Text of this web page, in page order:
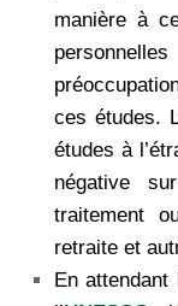
manière à
ces études.
études à
négative
traitement
retraite et
En attendant